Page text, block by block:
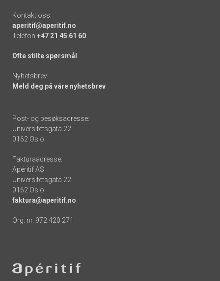
Kontakt oss:
aperitif@aperitif.no
Telefon +47 21 45 61 60
Ofte stilte spørsmål
Nyhetsbrev:
Meld deg på våre nyhetsbrev
Post- og besøksadresse:
Universitetsgata 22
0162 Oslo
Fakturaadresse:
Apéritif AS
Universitetsgata 22
0162 Oslo
faktura@aperitif.no
Org. nr. 972 420 271